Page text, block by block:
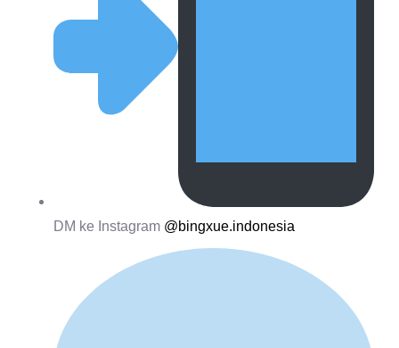
DM ke Instagram @bingxue.indonesia